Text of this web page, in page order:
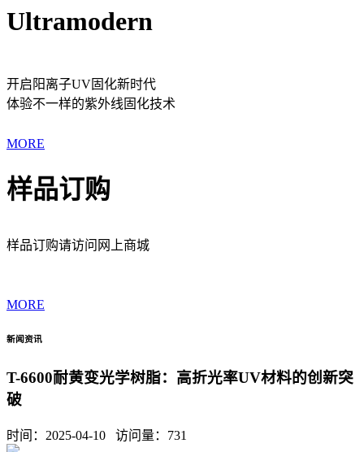
Ultramodern
开启阳离子UV固化新时代
体验不一样的紫外线固化技术
MORE
样品订购
样品订购请访问网上商城
MORE
新闻资讯
T-6600耐黄变光学树脂：高折光率UV材料的创新突
破
时间：2025-04-10 访问量： 731